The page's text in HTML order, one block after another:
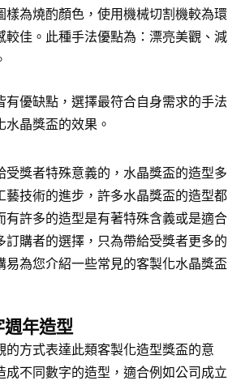
樣為燒酌顏色，使用機械切割機較為環
較佳。此種手法優點為：漂亮美觀、減
有優缺點，選擇最符合自身需求的手法
晶獎盃的效果。
受獎者特殊意義的，水晶獎盃的造型多
藝技術的進步，許多水晶獎盃的造型都
有許多的造型是有著特殊含義或是適合
訂購者的選擇，只為帶給受獎者更多的
易為您介紹一些常見的客製化水晶獎盃
週年造型
的方式表達此類客製化造型獎盃的意
成不同數字的造型，適合例如公司成立